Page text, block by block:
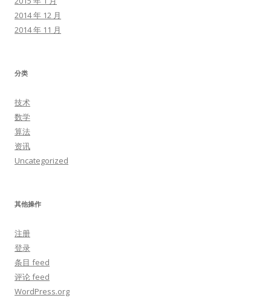
2014 年 12 月
2014 年 11 月
分类
技术
数学
算法
资讯
Uncategorized
其他操作
注册
登录
条目 feed
评论 feed
WordPress.org